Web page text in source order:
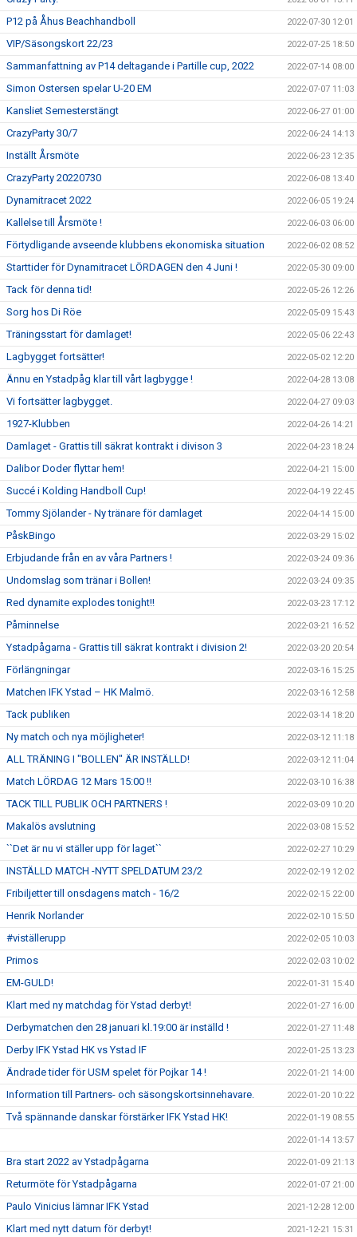
P12 på Åhus Beachhandboll 2022-07-30 12:01
VIP/Säsongskort 22/23 2022-07-25 18:50
Sammanfattning av P14 deltagande i Partille cup, 2022 2022-07-14 08:00
Simon Ostersen spelar U-20 EM 2022-07-07 11:03
Kansliet Semesterstängt 2022-06-27 01:00
CrazyParty 30/7 2022-06-24 14:13
Inställt Årsmöte 2022-06-23 12:35
CrazyParty 20220730 2022-06-08 13:40
Dynamitracet 2022 2022-06-05 19:24
Kallelse till Årsmöte ! 2022-06-03 06:00
Förtydligande avseende klubbens ekonomiska situation 2022-06-02 08:52
Starttider för Dynamitracet LÖRDAGEN den 4 Juni ! 2022-05-30 09:00
Tack för denna tid! 2022-05-26 12:26
Sorg hos Di Röe 2022-05-09 15:43
Träningsstart för damlaget! 2022-05-06 22:43
Lagbygget fortsätter! 2022-05-02 12:20
Ännu en Ystadpåg klar till vårt lagbygge ! 2022-04-28 13:08
Vi fortsätter lagbygget. 2022-04-27 09:03
1927-Klubben 2022-04-26 14:21
Damlaget - Grattis till säkrat kontrakt i divison 3 2022-04-23 18:24
Dalibor Doder flyttar hem! 2022-04-21 15:00
Succé i Kolding Handboll Cup! 2022-04-19 22:45
Tommy Sjölander - Ny tränare för damlaget 2022-04-14 15:00
PåskBingo 2022-03-29 15:02
Erbjudande från en av våra Partners ! 2022-03-24 09:36
Undomslag som tränar i Bollen! 2022-03-24 09:35
Red dynamite explodes tonight!! 2022-03-23 17:12
Påminnelse 2022-03-21 16:52
Ystadpågarna - Grattis till säkrat kontrakt i division 2! 2022-03-20 20:54
Förlängningar 2022-03-16 15:25
Matchen IFK Ystad – HK Malmö. 2022-03-16 12:58
Tack publiken 2022-03-14 18:20
Ny match och nya möjligheter! 2022-03-12 11:18
ALL TRÄNING I "BOLLEN" ÄR INSTÄLLD! 2022-03-12 11:04
Match LÖRDAG 12 Mars 15:00 !! 2022-03-10 16:38
TACK TILL PUBLIK OCH PARTNERS ! 2022-03-09 10:20
Makalös avslutning 2022-03-08 15:52
``Det är nu vi ställer upp för laget`` 2022-02-27 10:29
INSTÄLLD MATCH -NYTT SPELDATUM 23/2 2022-02-19 12:02
Fribiljetter till onsdagens match - 16/2 2022-02-15 22:00
Henrik Norlander 2022-02-10 15:50
#viställerupp 2022-02-05 10:03
Primos 2022-02-03 10:02
EM-GULD! 2022-01-31 15:40
Klart med ny matchdag för Ystad derbyt! 2022-01-27 16:00
Derbymatchen den 28 januari kl.19:00 är inställd ! 2022-01-27 11:48
Derby IFK Ystad HK vs Ystad IF 2022-01-25 13:23
Ändrade tider för USM spelet för Pojkar 14 ! 2022-01-21 14:00
Information till Partners- och säsongskortsinnehavare. 2022-01-20 10:22
Två spännande danskar förstärker IFK Ystad HK! 2022-01-19 08:55
2022-01-14 13:57
Bra start 2022 av Ystadpågarna 2022-01-09 21:13
Returmöte för Ystadpågarna 2022-01-07 21:00
Paulo Vinicius lämnar IFK Ystad 2021-12-28 12:00
Klart med nytt datum för derbyt! 2021-12-21 15:31